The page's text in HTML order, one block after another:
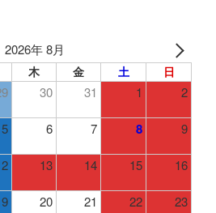
2026年 8月
木 金 土 日
30 31 1 2
5 6 7 8 9
13 14 15 16
20 21 22 23